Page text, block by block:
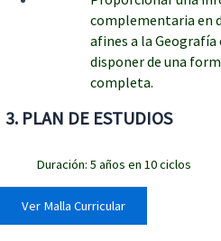
complementaria en
afines a la Geografía
disponer de una
completa.
3. PLAN DE ESTUDIOS
Duración: 5 años en 10 ciclos
Ver Malla Curricular